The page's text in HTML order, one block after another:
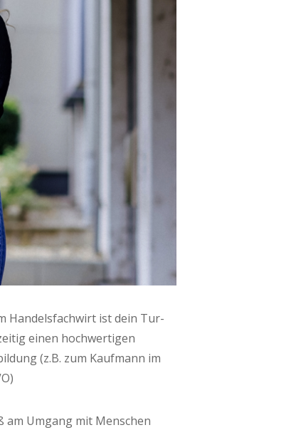
Han­dels­fach­wirt ist dein Tur­
einen hoch­wer­ti­gen
(z.B. zum Kauf­mann im
Umgang mit Men­schen